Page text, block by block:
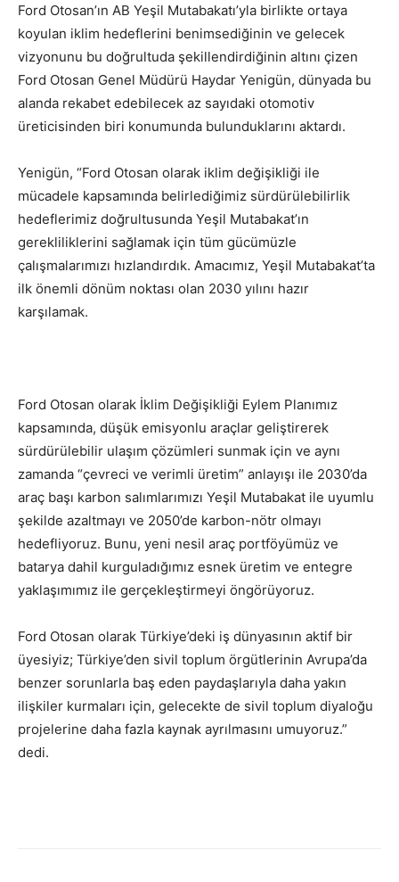
Ford Otosan’ın AB Yeşil Mutabakatı’yla birlikte ortaya
koyulan iklim hedeflerini benimsediğinin ve gelecek
vizyonunu bu doğrultuda şekillendirdiğinin altını çizen
Ford Otosan Genel Müdürü Haydar Yenigün, dünyada bu
alanda rekabet edebilecek az sayıdaki otomotiv
üreticisinden biri konumunda bulunduklarını aktardı.
Yenigün, “Ford Otosan olarak iklim değişikliği ile
mücadele kapsamında belirlediğimiz sürdürülebilirlik
hedeflerimiz doğrultusunda Yeşil Mutabakat’ın
gerekliliklerini sağlamak için tüm gücümüzle
çalışmalarımızı hızlandırdık. Amacımız, Yeşil Mutabakat’ta
ilk önemli dönüm noktası olan 2030 yılını hazır
karşılamak.
Ford Otosan olarak İklim Değişikliği Eylem Planımız
kapsamında, düşük emisyonlu araçlar geliştirerek
sürdürülebilir ulaşım çözümleri sunmak için ve aynı
zamanda “çevreci ve verimli üretim” anlayışı ile 2030’da
araç başı karbon salımlarımızı Yeşil Mutabakat ile uyumlu
şekilde azaltmayı ve 2050’de karbon-nötr olmayı
hedefliyoruz. Bunu, yeni nesil araç portföyümüz ve
batarya dahil kurguladığımız esnek üretim ve entegre
yaklaşımımız ile gerçekleştirmeyi öngörüyoruz.
Ford Otosan olarak Türkiye’deki iş dünyasının aktif bir
üyesiyiz; Türkiye’den sivil toplum örgütlerinin Avrupa’da
benzer sorunlarla baş eden paydaşlarıyla daha yakın
ilişkiler kurmaları için, gelecekte de sivil toplum diyaloğu
projelerine daha fazla kaynak ayrılmasını umuyoruz.”
dedi.